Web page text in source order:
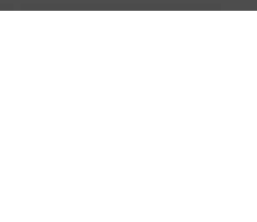
，無法以其他閱讀器或直接下載檔案。